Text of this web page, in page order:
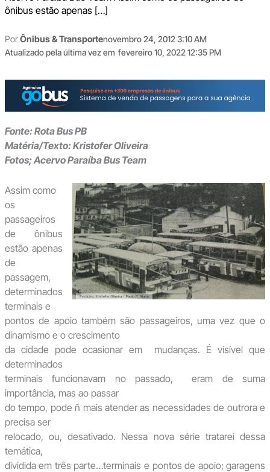
ônibus estão apenas […]
PorÔnibus & Transportenovembro 24, 2012 3:10 AM
Atualizado pela última vez em fevereiro 10, 2022 12:35 PM
Fonte: Rota Bus PB
Matéria/Texto: Kristofer Oliveira
Fotos; Acervo Paraíba Bus Team
Assim como
os
passageiros
de ônibus
estão apenas
de
passagem,
determinados
terminais e
pontos de apoio também são passageiros, uma vez que o
dinamismo e o crescimento
da cidade pode ocasionar em mudanças. É visível que
determinados
terminais funcionavam no passado, eram de suma
importância, mas ao passar
do tempo, pode ñ mais atender as necessidades de outrora e
precisa ser
relocado, ou, desativado. Nessa nova série tratarei dessa
temática,
dividida em três parte…terminais e pontos de apoio; garagens